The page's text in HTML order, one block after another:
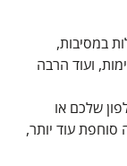
במסיבות,
ועוד הרבה
את הטלפון שלכם או
עוד יותר,